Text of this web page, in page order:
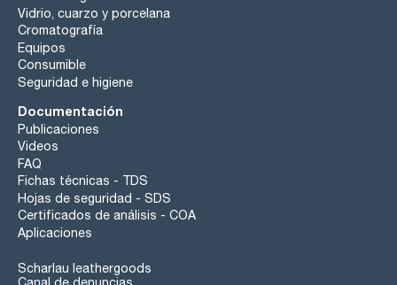
Vidrio, cuarzo y porcelana
Cromatografía
Equipos
Consumible
Seguridad e higiene
Documentación
Publicaciones
Videos
FAQ
Fichas técnicas - TDS
Hojas de seguridad - SDS
Certificados de análisis - COA
Aplicaciones
Scharlau leathergoods